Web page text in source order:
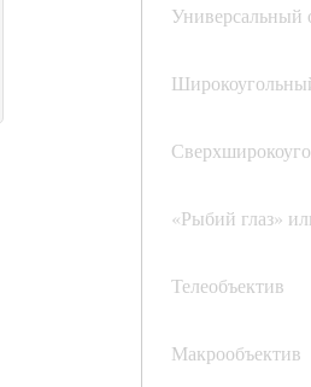
Универсальный
«Рыбий глаз»
Телеобъектив
Макрообъектив